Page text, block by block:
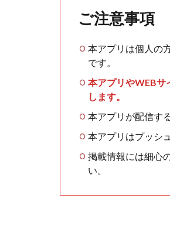
ご注意事項
本アプリは個人の
です。
本アプリやWEBサ
します。
本アプリが配信す
本アプリはプッシ
掲載情報には細心
い。